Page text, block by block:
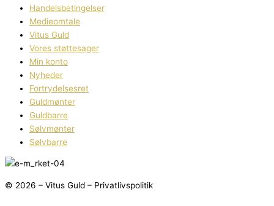
Handelsbetingelser
Medieomtale
Vitus Guld
Vores støttesager
Min konto
Nyheder
Fortrydelsesret
Guldmønter
Guldbarre
Sølvmønter
Sølvbarre
© 2026 – Vitus Guld – Privatlivspolitik